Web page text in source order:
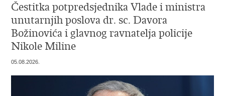
Čestitka potpredsjednika Vlade i ministra
unutarnjih poslova dr. sc. Davora
Božinovića i glavnog ravnatelja policije
Nikole Miline
05.08.2026.